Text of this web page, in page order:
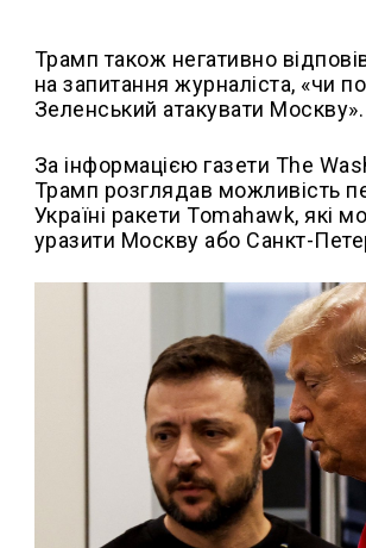
Трамп також негативно
на запитання журналіста, «чи
Зеленський атакувати Москву».
За інформацією газети The
Трамп розглядав можливість
Україні ракети Tomahawk, які
уразити Москву або Санкт-